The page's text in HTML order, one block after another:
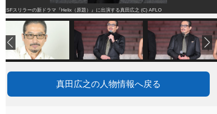
米SFスリラーの新ドラマ『Helix（原題）』に出演する真田広之 (C) AFLO
真田広之の人物情報へ戻る